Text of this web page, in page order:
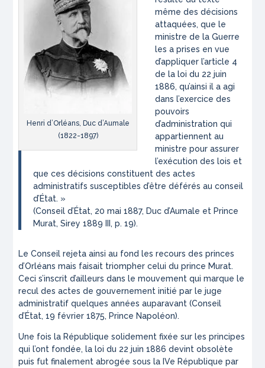
Henri d’Orléans, Duc d’Aumale
(1822-1897)
même des décisions
attaquées, que le
ministre de la Guerre
les a prises en vue
d’appliquer l’article 4
de la loi du 22 juin
1886, qu’ainsi il a agi
dans l’exercice des
pouvoirs
d’administration qui
appartiennent au
ministre pour assurer
l’exécution des lois et
que ces décisions constituent des actes
administratifs susceptibles d’être déférés au conseil
d’État. »
(Conseil d’État, 20 mai 1887,Duc d’Aumale et Prince
Murat, Sirey 1889 III, p. 19).
Le Conseil rejeta ainsi au fond les recours des princes
d’Orléans mais faisait triompher celui du prince Murat.
Ceci s’inscrit d’ailleurs dans le mouvement qui marque le
recul des actes de gouvernement initié par le juge
administratif quelques années auparavant (Conseil
d’État, 19 février 1875,Prince Napoléon).
Une fois la République solidement fixée sur les principes
qui l’ont fondée, la loi du 22 juin 1886 devint obsolète
puis fut finalement abrogée sous la IVe République par